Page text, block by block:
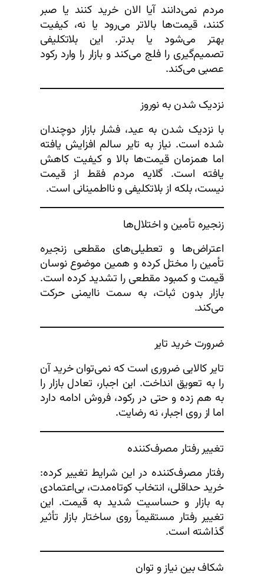
مردم نمی‌دانند آیا الان خرید کنند یا صبر
کنند، قیمت‌ها بالاتر می‌رود یا نه، کیفیت
بهتر می‌شود یا بدتر. این بلاتکلیفی
تصمیم‌گیری را فلج می‌کند و بازار را وارد رکود
عصبی می‌کند.
نزدیک شدن به نوروز
با نزدیک شدن به عید، فشار بازار دوچندان
شده است. نیاز به تایر سالم افزایش یافته
اما همزمان قیمت‌ها بالا و کیفیت کاهش
یافته است. گلایه مردم فقط از قیمت
نیست، بلکه از بلاتکلیفی و نااطمینانی است.
زنجیره تأمین و اختلال‌ها
اعتراض‌ها و تعطیلی‌های مقطعی زنجیره
تأمین را مختل کرده و همین موضوع نوسان
قیمت و کمبود مقطعی را تشدید کرده است.
بازار بدون ثبات، به سمت ناایمنی حرکت
می‌کند.
ضرورت خرید تایر
تایر کالایی ضروری است که نمی‌توان خرید آن
را به تعویق انداخت. این اجبار، تعادل بازار را
به هم زده و حتی در رکود، فروش ادامه دارد
اما از روی اجبار، نه رضایت.
تغییر رفتار مصرف‌کننده
رفتار مصرف‌کننده در این شرایط تغییر کرده:
خرید حداقلی، انتخاب کوتاه‌مدت، بی‌اعتمادی
به بازار و حساسیت شدید به قیمت. این
تغییر رفتار مستقیماً روی ساختار بازار تأثیر
گذاشته است.
شکاف بین نیاز و توان